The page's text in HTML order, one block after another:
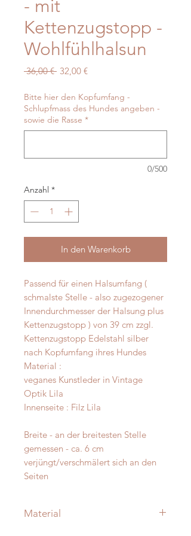
- mit
Kettenzugstopp -
Wohlfühlhalsun
36,00 € Standardpreis
32,00 €Sale-
Bitte hier den Kopfumfang -
Schlupfmass des Hundes angeben -
sowie die Rasse *
0/500
Anzahl *
In den Warenkorb
Passend für einen Halsumfang (
schmalste Stelle - also zugezogener
Innendurchmesser der Halsung plus
Kettenzugstopp ) von 39 cm zzgl.
Kettenzugstopp Edelstahl silber
nach Kopfumfang ihres Hundes
Material :
veganes Kunstleder in Vintage
Optik Lila
Innenseite : Filz Lila
Breite - an der breitesten Stelle
gemessen - ca. 6 cm
verjüngt/verschmälert sich an den
Seiten
Material